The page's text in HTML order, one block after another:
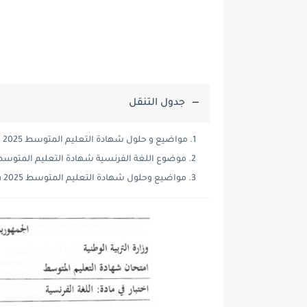
جدول التنقل
مواضيع و حلول شهادة التعليم المتوسط 2025 bem جميع المواد:
موضوع اللغة الفرنسية شهادة التعليم المتوسط
مواضيع وحلول شهادة التعليم المتوسط 2025 bem: